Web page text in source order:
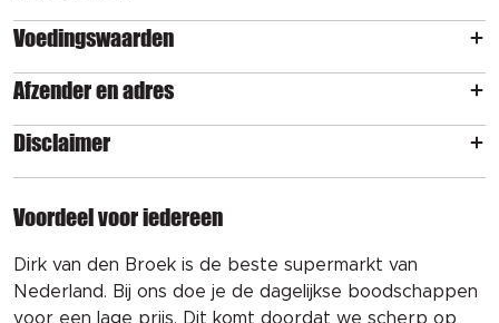
Voedingswaarden
Afzender en adres
Disclaimer
Voordeel voor iedereen
Dirk van den Broek is de beste supermarkt van
Nederland. Bij ons doe je de dagelijkse boodschappen
voor een lage prijs. Dit komt doordat we scherp op